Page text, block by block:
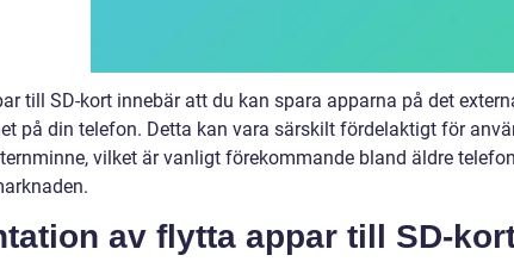
till SD-kort innebär att du kan spara apparna på det
på din telefon. Detta kan vara särskilt fördelaktigt för
vilket är vanligt förekommande bland äldre
av flytta appar till SD-